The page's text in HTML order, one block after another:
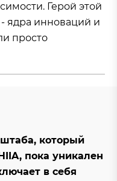
Герой этой
- ядра инноваций и
просто
который
пока уникален
в себя